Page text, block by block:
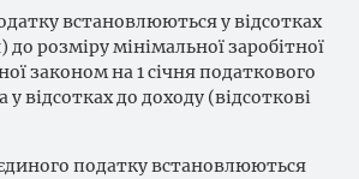
встановлюються у відсотках
до розміру мінімальної заробітної
законом на 1 січня податкового
у відсотках до доходу (відсоткові
податку встановлюються